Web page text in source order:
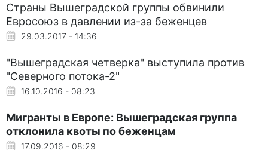
Страны Вышеградской группы обвинили
Евросоюз в давлении из-за беженцев
29.03.2017 - 14:36
"Вышеградская четверка" выступила против
"Северного потока-2"
16.10.2016 - 08:23
Мигранты в Европе: Вышеградская группа
отклонила квоты по беженцам
17.09.2016 - 08:29